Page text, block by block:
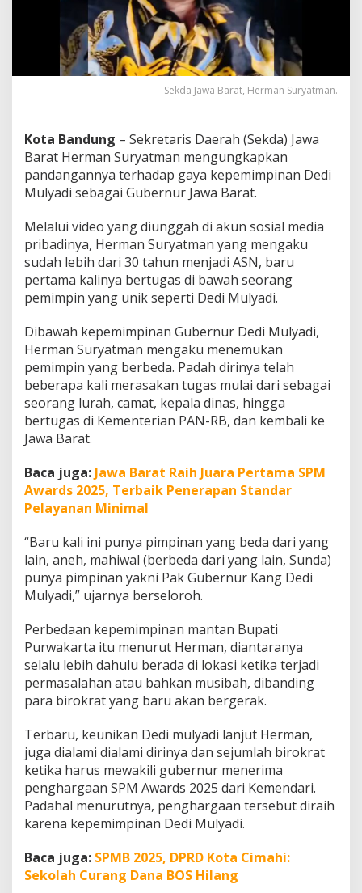
a
b
a
r
S
e
D
e
d
i
M
l
y
a
d
i
G
b
e
r
n
u
r
a
w
a
l
Sekda Jawa Barat, Herman Suryatman.
Kota Bandung – Sekretaris Daerah (Sekda) Jawa
Barat Herman Suryatman mengungkapkan
pandangannya terhadap gaya kepemimpinan Dedi
Mulyadi sebagai Gubernur Jawa Barat.
Melalui video yang diunggah di akun sosial media
pribadinya, Herman Suryatman yang mengaku
sudah lebih dari 30 tahun menjadi ASN, baru
pertama kalinya bertugas di bawah seorang
pemimpin yang unik seperti Dedi Mulyadi.
Dibawah kepemimpinan Gubernur Dedi Mulyadi,
Herman Suryatman mengaku menemukan
pemimpin yang berbeda. Padah dirinya telah
beberapa kali merasakan tugas mulai dari sebagai
seorang lurah, camat, kepala dinas, hingga
bertugas di Kementerian PAN-RB, dan kembali ke
Jawa Barat.
Baca juga:Jawa Barat Raih Juara Pertama SPM
Awards 2025, Terbaik Penerapan Standar
Pelayanan Minimal
“Baru kali ini punya pimpinan yang beda dari yang
lain, aneh, mahiwal (berbeda dari yang lain, Sunda)
punya pimpinan yakni Pak Gubernur Kang Dedi
Mulyadi,” ujarnya berseloroh.
Perbedaan kepemimpinan mantan Bupati
Purwakarta itu menurut Herman, diantaranya
selalu lebih dahulu berada di lokasi ketika terjadi
permasalahan atau bahkan musibah, dibanding
para birokrat yang baru akan bergerak.
Terbaru, keunikan Dedi mulyadi lanjut Herman,
juga dialami dialami dirinya dan sejumlah birokrat
ketika harus mewakili gubernur menerima
penghargaan SPM Awards 2025 dari Kemendari.
Padahal menurutnya, penghargaan tersebut diraih
karena kepemimpinan Dedi Mulyadi.
Baca juga: SPMB 2025, DPRD Kota Cimahi:
Sekolah Curang Dana BOS Hilang